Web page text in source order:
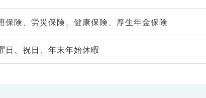
保険、労災保険、健康保険、厚生年金保険
日、祝日、年末年始休暇